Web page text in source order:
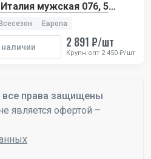
мужская 076, 5
Всесезон Европа
2 891 ₽/шт
Крупн.опт 2 450 ₽/шт
все права защищены
является офертой –